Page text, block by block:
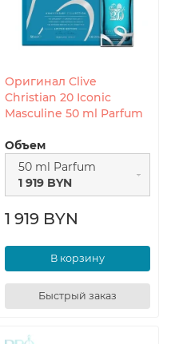
Оригинал Clive
Christian 20 Iconic
Masculine 50 ml Parfum
Объем
50 ml Parfum
1 919 BYN
1 919 BYN
В корзину
Быстрый заказ